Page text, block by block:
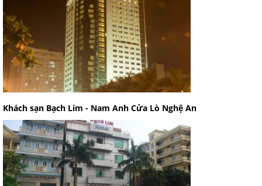
Khách sạn Bạch Lim - Nam Anh Cửa Lò Nghệ An